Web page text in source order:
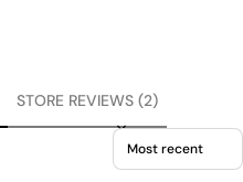
STORE REVIEWS (2)
Sort reviews by